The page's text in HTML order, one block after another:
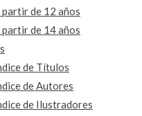
partir de 12 años
partir de 14 años
de Títulos
de Autores
de Ilustradores